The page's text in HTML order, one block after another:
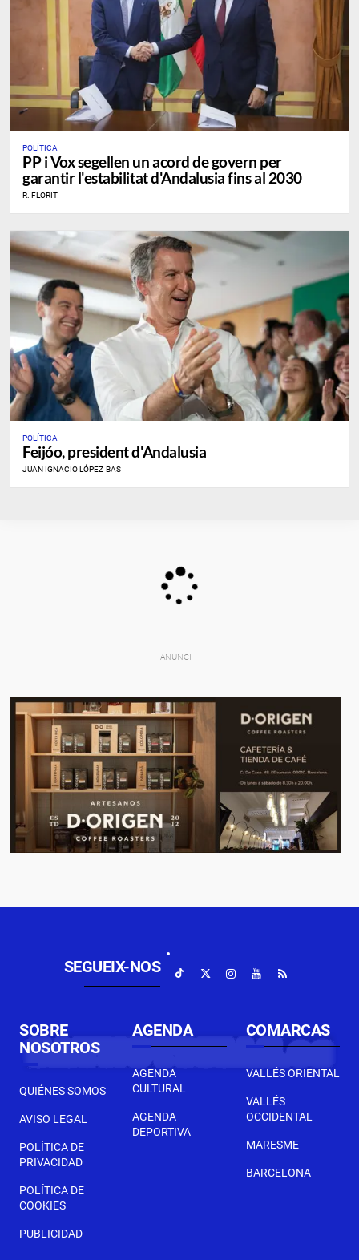
POLÍTICA
PP i Vox segellen un acord de govern per
garantir l'estabilitat d'Andalusia fins al 2030
R. FLORIT
POLÍTICA
Feijóo, president d'Andalusia
JUAN IGNACIO LÓPEZ-BAS
SEGUEIX-NOS
SOBRE
NOSOTROS
QUIÉNES SOMOS
AVISO LEGAL
POLÍTICA DE
PRIVACIDAD
POLÍTICA DE
COOKIES
PUBLICIDAD
AGENDA
AGENDA
CULTURAL
AGENDA
DEPORTIVA
COMARCAS
VALLÉS ORIENTAL
VALLÉS
OCCIDENTAL
MARESME
BARCELONA